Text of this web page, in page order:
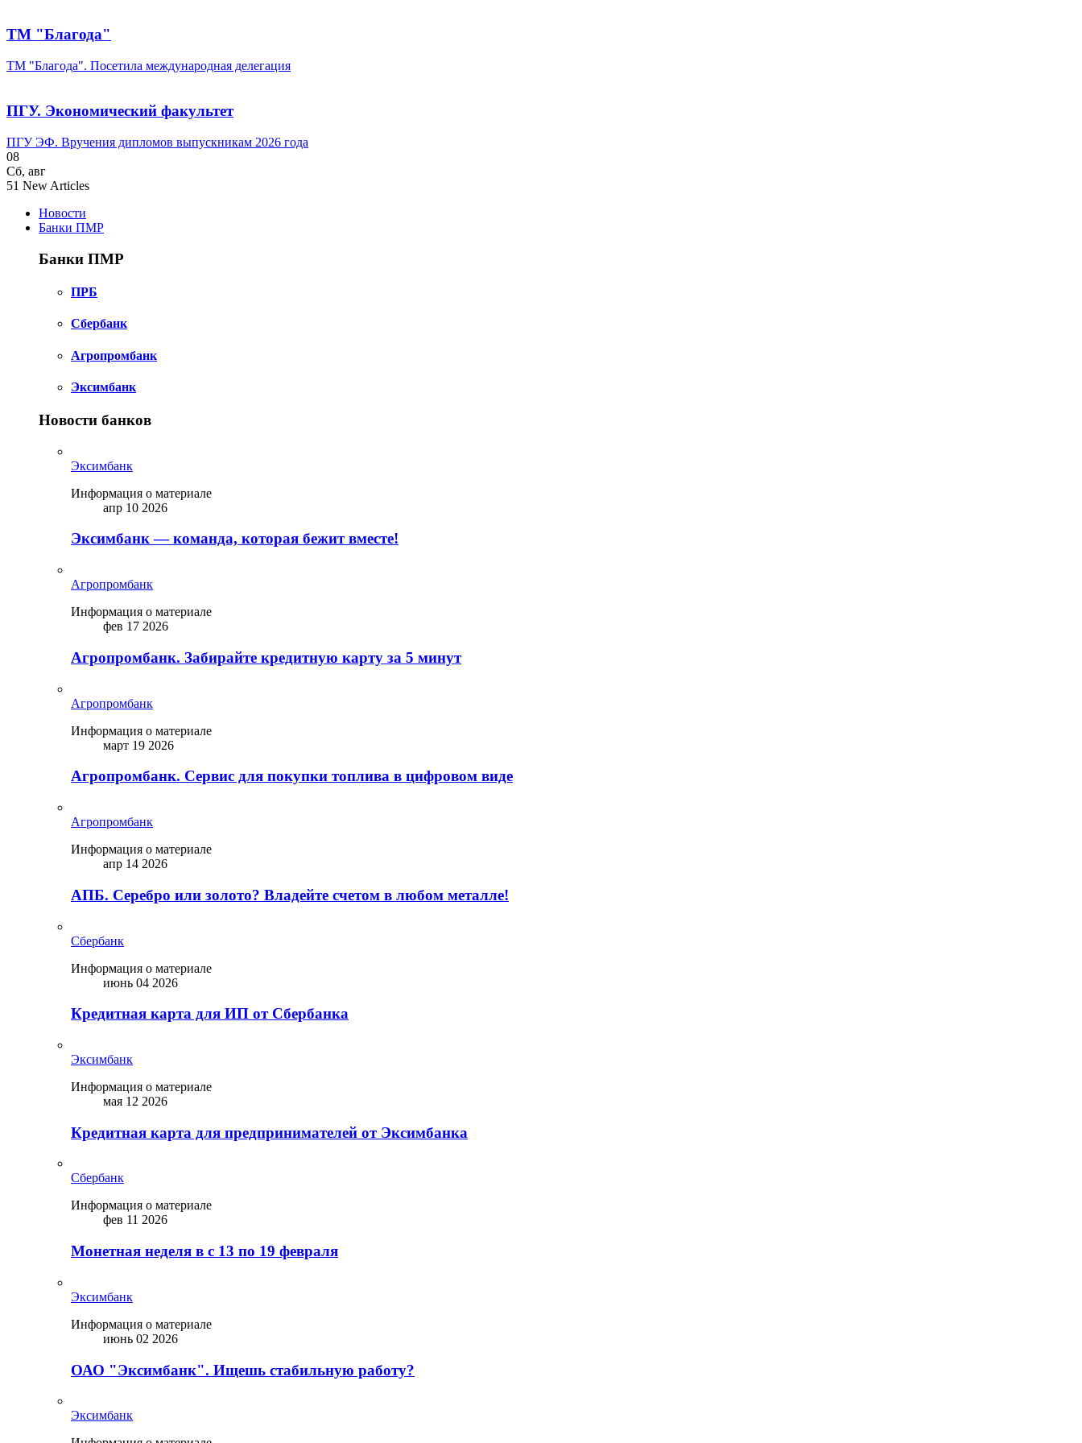
ТМ "Благода"
ТМ "Благода". Посетила международная делегация
ПГУ. Экономический факультет
ПГУ ЭФ. Вручения дипломов выпускникам 2026 года
08
Сб, авг
51 New Articles
Новости
Банки ПМР
Банки ПМР
ПРБ
Сбербанк
Агропромбанк
Эксимбанк
Новости банков
Эксимбанк
Информация о материале
апр 10 2026
Эксимбанк — команда, которая бежит вместе!
Агропромбанк
Информация о материале
фев 17 2026
Агропромбанк. Забирайте кредитную карту за 5 минут
Агропромбанк
Информация о материале
март 19 2026
Агропромбанк. Сервис для покупки топлива в цифровом виде
Агропромбанк
Информация о материале
апр 14 2026
АПБ. Серебро или золото? Владейте счетом в любом металле!
Сбербанк
Информация о материале
июнь 04 2026
Кредитная карта для ИП от Сбербанка
Эксимбанк
Информация о материале
мая 12 2026
Кредитная карта для предпринимателей от Эксимбанка
Сбербанк
Информация о материале
фев 11 2026
Монетная неделя в с 13 по 19 февраля
Эксимбанк
Информация о материале
июнь 02 2026
ОАО "Эксимбанк". Ищешь стабильную работу?
Эксимбанк